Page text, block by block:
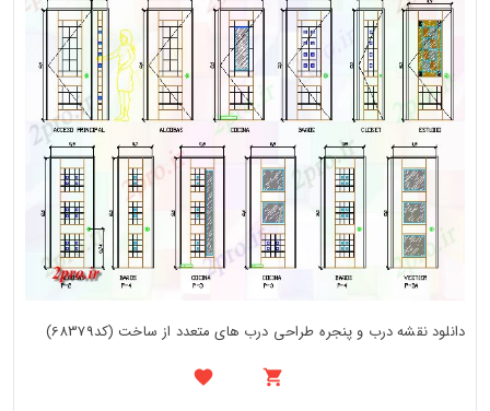
دانلود نقشه درب و پنجره طراحی درب های متعدد از ساخت (کد68379)